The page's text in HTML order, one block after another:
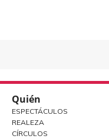
Quién
ESPECTÁCULOS
REALEZA
CÍRCULOS